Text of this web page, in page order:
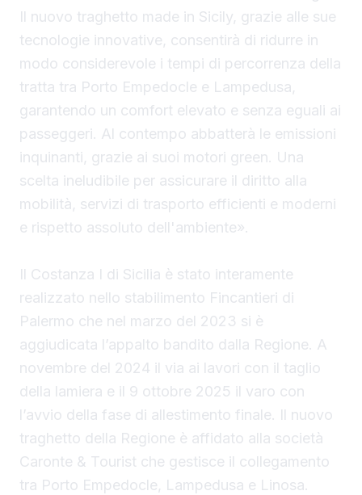
Il nuovo traghetto made in Sicily, grazie alle sue
tecnologie innovative, consentirà di ridurre in
modo considerevole i tempi di percorrenza della
tratta tra Porto Empedocle e Lampedusa,
garantendo un comfort elevato e senza eguali ai
passeggeri. Al contempo abbatterà le emissioni
inquinanti, grazie ai suoi motori green. Una
scelta ineludibile per assicurare il diritto alla
mobilità, servizi di trasporto efficienti e moderni
e rispetto assoluto dell'ambiente».
Il Costanza I di Sicilia è stato interamente
realizzato nello stabilimento Fincantieri di
Palermo che nel marzo del 2023 si è
aggiudicata l’appalto bandito dalla Regione. A
novembre del 2024 il via ai lavori con il taglio
della lamiera e il 9 ottobre 2025 il varo con
l’avvio della fase di allestimento finale. Il nuovo
traghetto della Regione è affidato alla società
Caronte & Tourist che gestisce il collegamento
tra Porto Empedocle, Lampedusa e Linosa.